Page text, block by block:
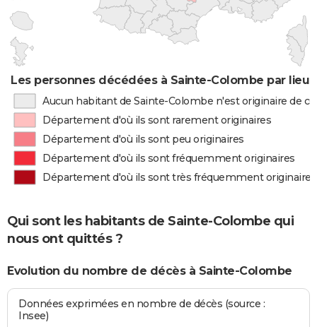
Les personnes décédées à Sainte-Colombe par lieu
Aucun habitant de Sainte-Colombe n'est originaire de
Département d'où ils sont rarement originaires
Département d'où ils sont peu originaires
Département d'où ils sont fréquemment originaires
Département d'où ils sont très fréquemment originaires
Qui sont les habitants de Sainte-Colombe qui
nous ont quittés ?
Evolution du nombre de décès à Sainte-Colombe
Données exprimées en nombre de décès (source :
Insee)